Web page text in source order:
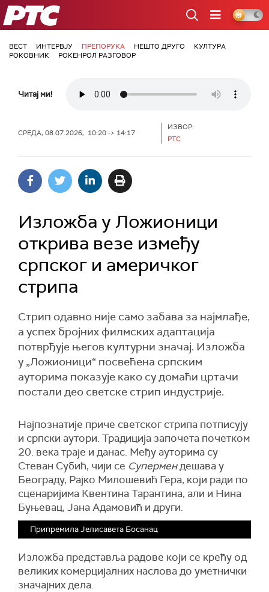
РТС
ВЕСТ ИНТЕРВЈУ ПРЕПОРУКА НЕШТО ДРУГО
КУЛТУРА
РОКОВНИК
РОКЕНРОЛ РАЗГОВОР
Читај ми!
СРЕДА, 08.07.2026, 10:20 -> 14:17
ИЗВОР:
РТС
Изложба у Ложионици
открива везе између
српског и америчког
стрипа
Стрип одавно није само забава за најмлађе,
а успех бројних филмских адаптација
потврђује његов културни значај. Изложба
у „Ложионици“ посвећена српским
ауторима показује како су домаћи цртачи
постали део светске стрип индустрије.
Најпознатије приче светског стрипа потписују
и српски аутори. Традиција започета почетком
20. века траје и данас. Међу ауторима су
Стеван Субић, чији се Супермендешава у
Београду, Рајко Милошевић Гера, који ради по
сценаријима Квентина Тарантина, али и Нина
Буњевац, Јана Адамовић и други.
Припремила Јелисавета Босанац
Изложба представља радове који се крећу од
великих комерцијалних наслова до уметнички
значајних дела.